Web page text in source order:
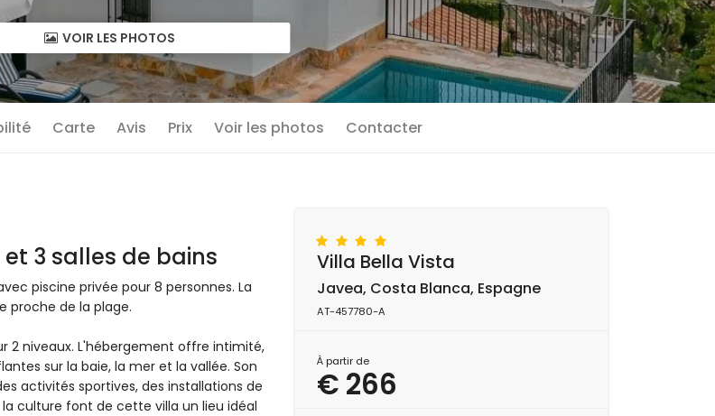
VOIR LES PHOTOS
Carte Avis Prix Voir les photos Contacter
3 salles de bains
piscine privée pour 8 personnes. La
proche de la plage.
2 niveaux. L'hébergement offre intimité,
sur la baie, la mer et la vallée. Son
activités sportives, des installations de
culture font de cette villa un lieu idéal
Villa Bella Vista
Javea, Costa Blanca, Espagne
AT-457780-A
À partir de
€ 266